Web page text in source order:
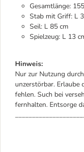
Gesamtlänge:
Stab mit Griff: L
Seil: L 85 cm
Spielzeug: L 13
Hinweis:
Nur zur Nutzung
unzerstörbar. Erlaube
fehlen. Such bei
fernhalten. Entsorge